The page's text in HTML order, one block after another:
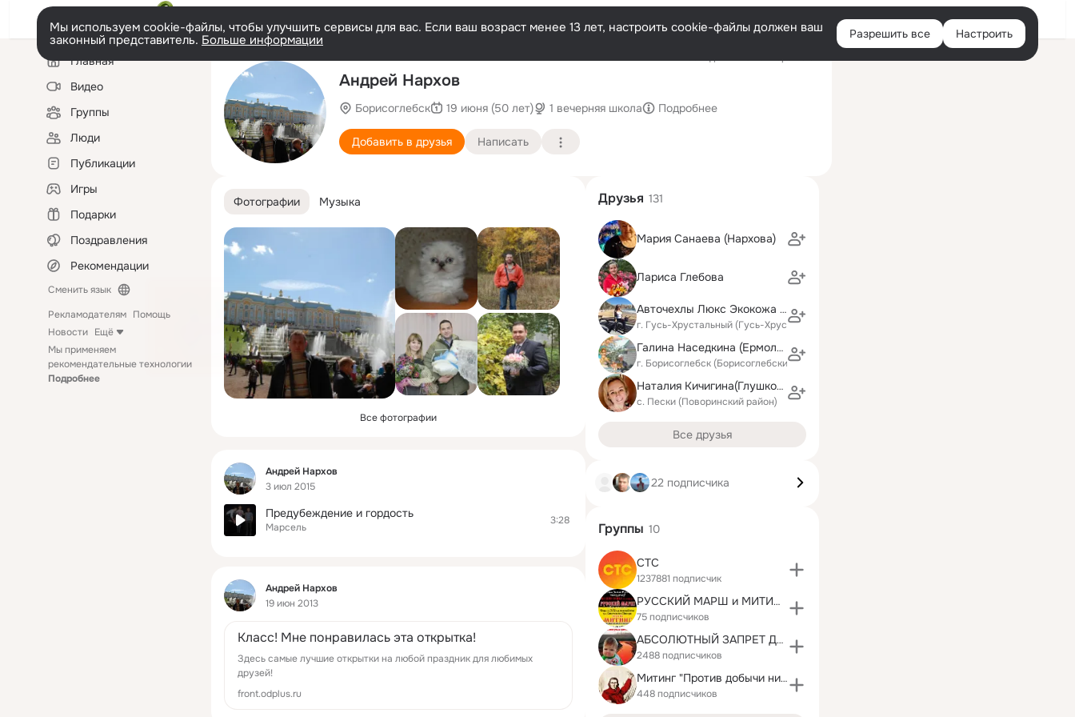
Войти
Мы используем cookie-файлы, чтобы улучшить сервисы для вас. Если ваш возраст менее 13 лет, настроить cookie-файлы должен ваш
законный представитель. Больше информации Разрешить все Настроить
Левая
колонкаГлавная
Видео
Группы
Люди
Публикации
Игры
Подарки
Поздравления
Рекомендации
Сменить язык
Рекламодателям Помощь
Новости Ещё
Мы применяем
рекомендательные технологии
Подробнее
Андрей Нархов
Борисоглебск 19 июня (50 лет) 1 вечерняя школа Подробнее
Добавить в друзья Написать
Фотографии Музыка
Все фотографии
Фид
Андрей Нархов
3 июл 2015
Предубеждение и гордость
Марсель
3:28
Фид
Андрей Нархов
19 июн 2013
Класс! Мне понравилась эта открытка!
Здесь самые лучшие открытки на любой праздник для любимых
друзей!
front.odplus.ru
Друзья 131
Мария Санаева (Нархова)
Лариса Глебова
Авточехлы Люкс Экокожа от 3390 руб
г. Гусь-Хрустальный (Гусь-Хрустальный район)
Галина Наседкина (Ермолаева)
г. Борисоглебск (Борисоглебский район)
Наталия Кичигина(Глушкова)
с. Пески (Поворинский район)
Все друзья
22 подписчика
Группы 10
СТС
1237881 подписчик
РУССКИЙ МАРШ и МИТИНГ "ПРОТИВ ДОБЫЧИ НИКЕЛЯ!"
75 подписчиков
АБСОЛЮТНЫЙ ЗАПРЕТ ДОБЫЧИ НИКЕЛЯ В ЧЕРНОЗЕМЬЕ
2488 подписчиков
Митинг "Против добычи никеля в Черноземье!"
448 подписчиков